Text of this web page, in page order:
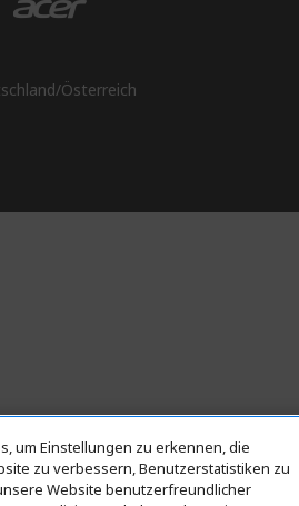
/Österreich
um Einstellungen zu erkennen, die
zu verbessern, Benutzerstatistiken zu
Website benutzerfreundlicher